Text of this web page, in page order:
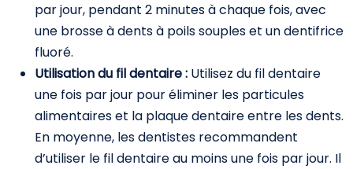
par jour, pendant 2 minutes à chaque fois, avec
une brosse à dents à poils souples et un dentifrice
fluoré.
Utilisation du fil dentaire : Utilisez du fil dentaire
une fois par jour pour éliminer les particules
alimentaires et la plaque dentaire entre les dents.
En moyenne, les dentistes recommandent
d’utiliser le fil dentaire au moins une fois par jour. Il